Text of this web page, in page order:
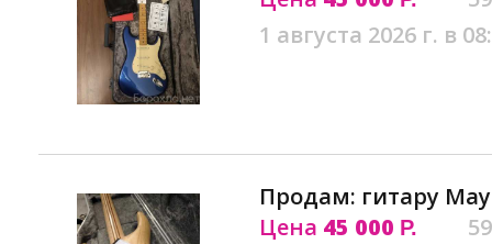
1 августа 2026 г. в
Продам: гитару
Цена 45 000 Р.